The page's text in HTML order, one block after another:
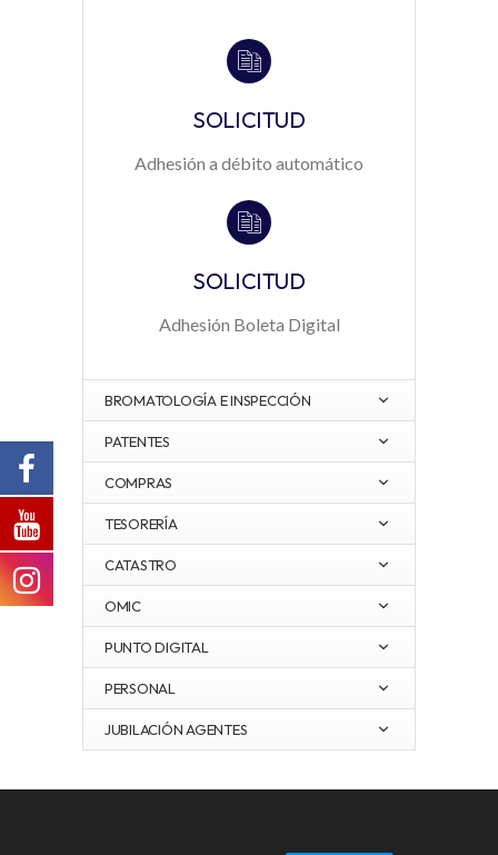
SOLICITUD
Adhesión a débito automático
SOLICITUD
Adhesión Boleta Digital
BROMATOLOGÍA E INSPECCIÓN
PATENTES
COMPRAS
TESORERÍA
CATASTRO
OMIC
PUNTO DIGITAL
PERSONAL
JUBILACIÓN AGENTES